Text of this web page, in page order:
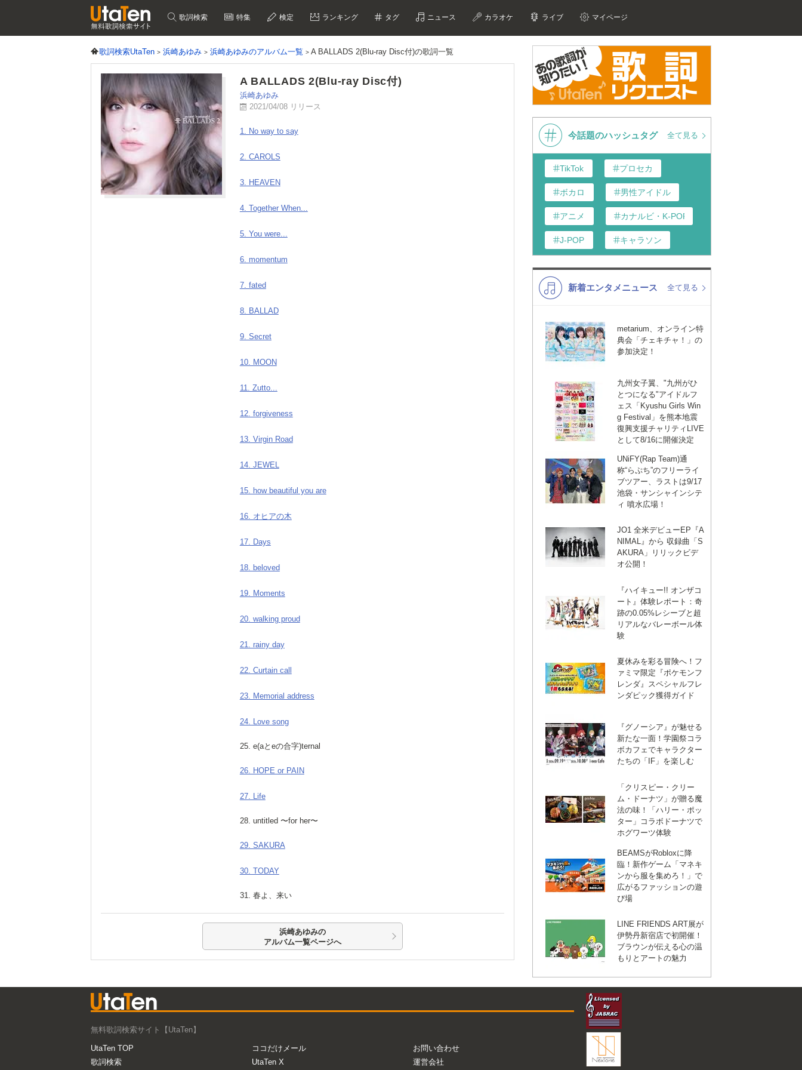
歌詞検索 特集 検定 ランキング タグ ニュース カラオケ ライブ マイページ
歌詞検索UtaTen 浜崎あゆみ 浜崎あゆみのアルバム一覧 A BALLADS 2(Blu-ray Disc付)の歌詞一覧
A BALLADS 2(Blu-ray Disc付)
浜崎あゆみ
2021/04/08 リリース
1. No way to say
2. CAROLS
3. HEAVEN
4. Together When...
5. You were...
6. momentum
7. fated
8. BALLAD
9. Secret
10. MOON
11. Zutto...
12. forgiveness
13. Virgin Road
14. JEWEL
15. how beautiful you are
16. オヒアの木
17. Days
18. beloved
19. Moments
20. walking proud
21. rainy day
22. Curtain call
23. Memorial address
24. Love song
25. e(aとeの合字)ternal
26. HOPE or PAIN
27. Life
28. untitled 〜for her〜
29. SAKURA
30. TODAY
31. 春よ、来い
浜崎あゆみの
アルバム一覧ページへ
今話題のハッシュタグ 全て見る
TikTok プロセカ
ボカロ 男性アイドル
アニメ カナルビ・K-POP和訳
J-POP キャラソン
K-POP 洋楽
VTuber ジャニーズ
新着エンタメニュース 全て見る
metarium、オンライン特
典会「チェキチャ！」の
参加決定！
九州女子翼、"九州がひ
とつになる"アイドルフ
ェス「Kyushu Girls Win
g Festival」を熊本地震
復興支援チャリティLIVE
として8/16に開催決定
UNiFY(Rap Team)通
称“らぷち”のフリーライ
ブツアー、ラストは9/17
池袋・サンシャインシテ
ィ 噴水広場！
JO1 全米デビューEP『A
NIMAL』から 収録曲「S
AKURA」リリックビデ
オ公開！
『ハイキュー!! オンザコ
ート』体験レポート：奇
跡の0.05%レシーブと超
リアルなバレーボール体
験
夏休みを彩る冒険へ！フ
ァミマ限定『ポケモンフ
レンダ』スペシャルフレ
ンダピック獲得ガイド
『グノーシア』が魅せる
新たな一面！学園祭コラ
ボカフェでキャラクター
たちの「IF」を楽しむ
「クリスピー・クリー
ム・ドーナツ」が贈る魔
法の味！「ハリー・ポッ
ター」コラボドーナツで
ホグワーツ体験
BEAMSがRobloxに降
臨！新作ゲーム「マネキ
ンから服を集めろ！」で
広がるファッションの遊
び場
LINE FRIENDS ART展が
伊勢丹新宿店で初開催！
ブラウンが伝える心の温
もりとアートの魅力
無料歌詞検索サイト【UtaTen】
UtaTen TOP
歌詞検索
ココだけメール
UtaTen X
お問い合わせ
運営会社